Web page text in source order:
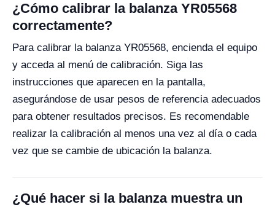
¿Cómo calibrar la balanza YR05568
correctamente?
Para calibrar la balanza YR05568, encienda el equipo
y acceda al menú de calibración. Siga las
instrucciones que aparecen en la pantalla,
asegurándose de usar pesos de referencia adecuados
para obtener resultados precisos. Es recomendable
realizar la calibración al menos una vez al día o cada
vez que se cambie de ubicación la balanza.
¿Qué hacer si la balanza muestra un